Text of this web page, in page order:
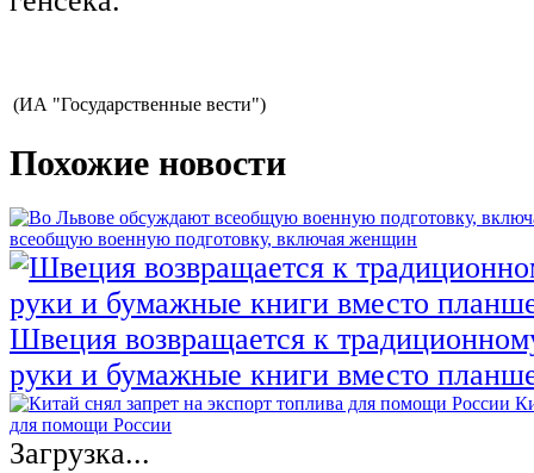
(ИА "Государственные вести")
Похожие новости
всеобщую военную подготовку, включая женщин
Швеция возвращается к
руки и бумажные книги вместо
для помощи России
Загрузка...